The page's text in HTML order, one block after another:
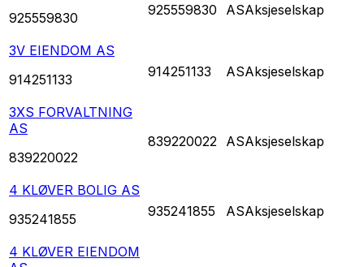
925559830
925559830 ASAksjeselskap
3V EIENDOM AS
914251133
914251133 ASAksjeselskap
3XS FORVALTNING
AS
839220022
839220022 ASAksjeselskap
4 KLØVER BOLIG AS
935241855
935241855 ASAksjeselskap
4 KLØVER EIENDOM